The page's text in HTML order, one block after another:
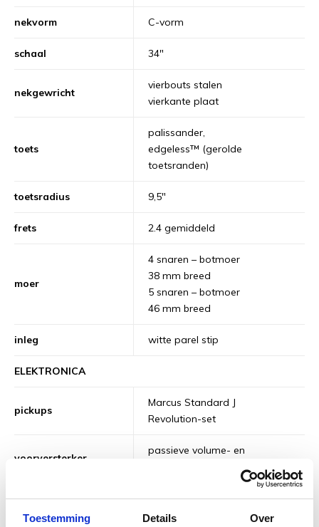
Toestemming Details Over
nekvorm C-vorm
schaal 34"
nekgewricht
vierbouts stalen
vierkante plaat
toets
palissander,
edgeless™ (gerolde
toetsranden)
toetsradius 9,5"
frets 2.4 gemiddeld
moer
4 snaren – botmoer
38 mm breed
5 snaren – botmoer
46 mm breed
inleg witte parel stip
ELEKTRONICA
pickups
Marcus Standard J
Revolution-set
voorversterker
passieve volume- en
bedieningselementen
volume (hals pu)
volume (brug pu)